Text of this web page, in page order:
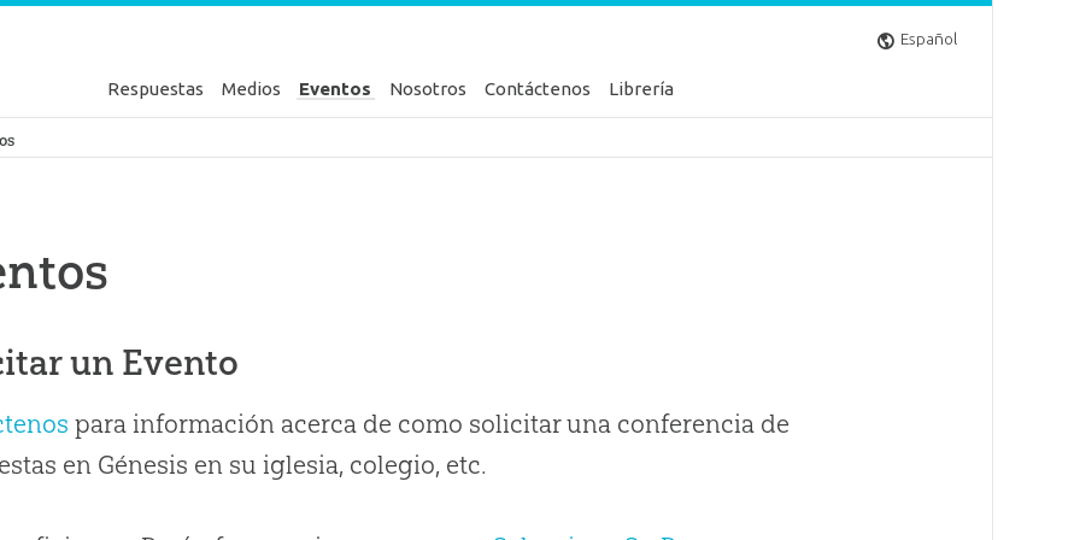
Español
Respuestas Medios Eventos Nosotros Contáctenos Librería
Génesis
un Evento
para información acerca de como solicitar una conferencia de
en Génesis en su iglesia, colegio, etc.